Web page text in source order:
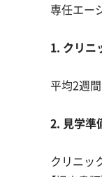
専任エー
1. クリニ
平均2週
2. 見学準
クリニッ